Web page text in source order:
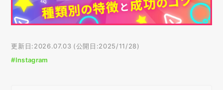
更新日:2026.07.03 (公開日:2025/11/28)
#Instagram